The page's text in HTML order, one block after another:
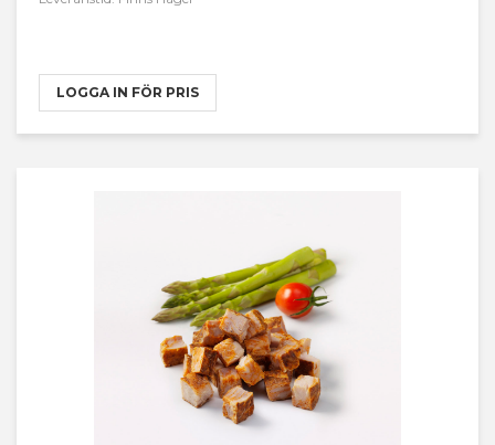
LOGGA IN FÖR PRIS